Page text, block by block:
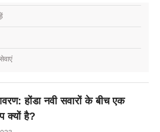
होंडा नवी सवारों के बीच एक
क्यों है?